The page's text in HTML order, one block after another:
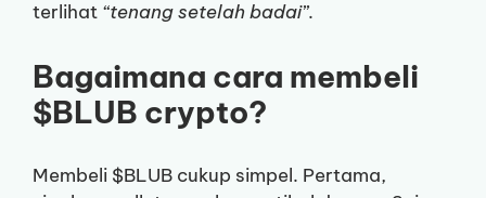
terlihat “tenang setelah badai”.
Bagaimana cara membeli
$BLUB crypto?
Membeli $BLUB cukup simpel. Pertama,